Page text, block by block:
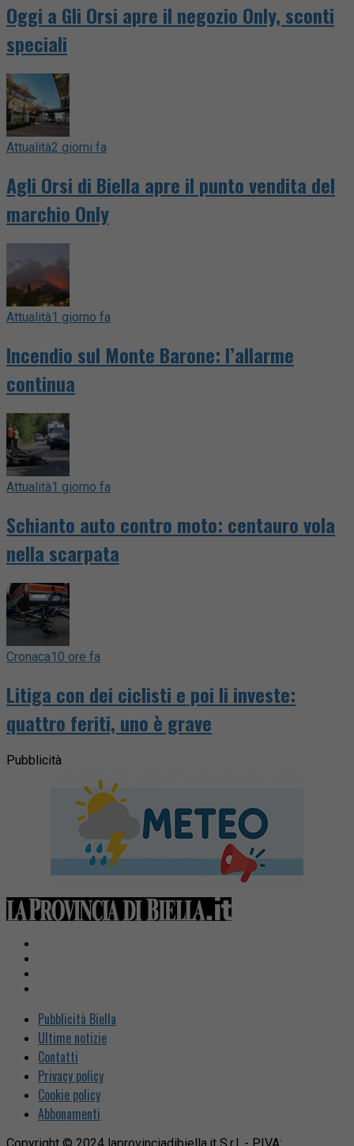
Oggi a Gli Orsi apre il negozio Only, sconti
speciali
Attualità2 giorni fa
Agli Orsi di Biella apre il punto vendita del
marchio Only
Attualità1 giorno fa
Incendio sul Monte Barone: l’allarme
continua
Attualità1 giorno fa
Schianto auto contro moto: centauro vola
nella scarpata
Cronaca10 ore fa
Litiga con dei ciclisti e poi li investe:
quattro feriti, uno è grave
Pubblicità
Pubblicità Biella
Ultime notizie
Contatti
Privacy policy
Cookie policy
Abbonamenti
Copyright © 2024 laprovinciadibiella.it S.r.l. - P.IVA: